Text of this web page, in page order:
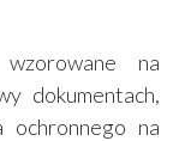
na
dokumentach,
ochronnego na